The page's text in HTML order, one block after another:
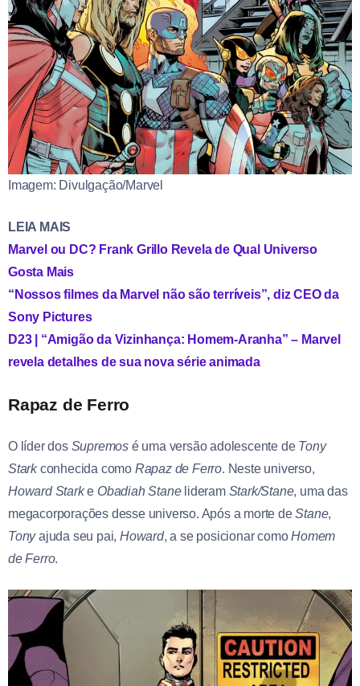
Imagem: Divulgação/Marvel
LEIA MAIS
Marvel ou DC? Frank Grillo Revela de Qual Universo
Gosta Mais
“Nossos filmes da Marvel não são terríveis”, diz CEO da
Sony Pictures
D23 | “Amigão da Vizinhança: Homem-Aranha” – Marvel
revela detalhes de sua nova série animada
Rapaz de Ferro
O líder dos Supremos é uma versão adolescente de Tony
Starkconhecida como Rapaz de Ferro. Neste universo,
Howard Starke Obadiah Stanelideram Stark/Stane, uma das
megacorporações desse universo. Após a morte deStane,
Tonyajuda seu pai,Howard, a se posicionar comoHomem
de Ferro.